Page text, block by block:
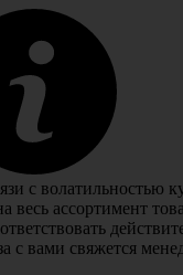
с волатильностью
весь ассортимент
с вами свяжется